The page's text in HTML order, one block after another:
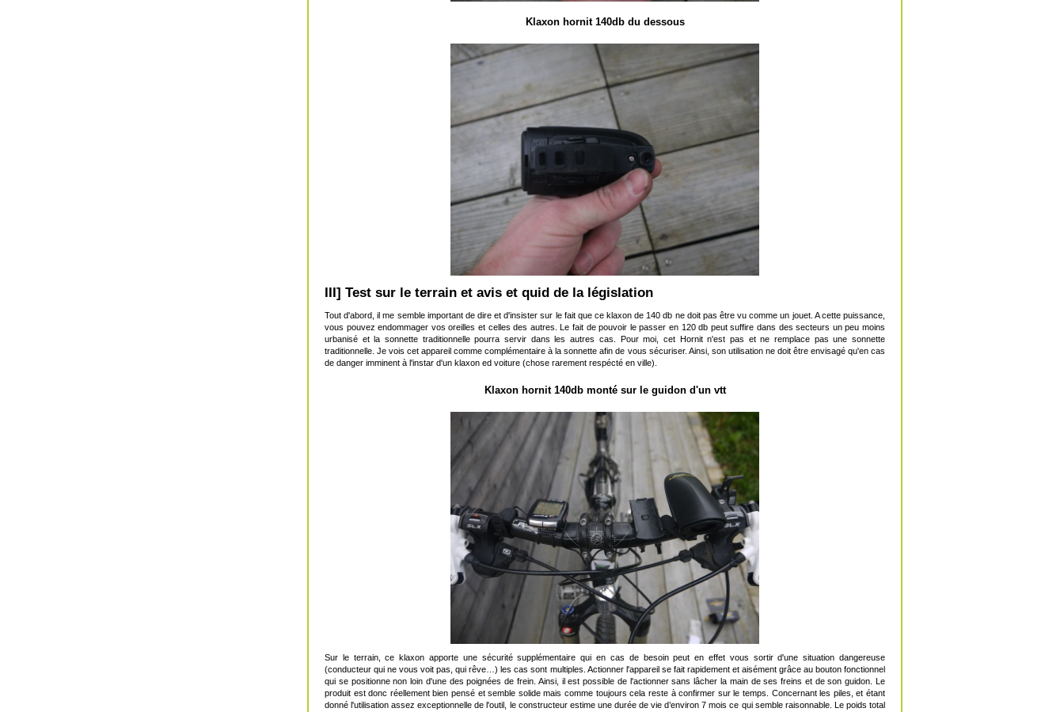
Klaxon hornit 140db du dessous
III] Test sur le terrain et avis et quid de la législation
Tout d'abord, il me semble important de dire et d'insister sur le fait que ce klaxon de 140 db ne doit pas être vu comme un jouet. A cette puissance,
vous pouvez endommager vos oreilles et celles des autres. Le fait de pouvoir le passer en 120 db peut suffire dans des secteurs un peu moins
urbanisé et la sonnette traditionnelle pourra servir dans les autres cas. Pour moi, cet Hornit n'est pas et ne remplace pas une sonnette
traditionnelle. Je vois cet appareil comme complémentaire à la sonnette afin de vous sécuriser. Ainsi, son utilisation ne doit être envisagé qu'en cas
de danger imminent à l'instar d'un klaxon ed voiture (chose rarement respécté en ville).
Klaxon hornit 140db monté sur le guidon d'un vtt
Sur le terrain, ce klaxon apporte une sécurité supplémentaire qui en cas de besoin peut en effet vous sortir d'une situation dangereuse
(conducteur qui ne vous voit pas, qui rêve…) les cas sont multiples. Actionner l'appareil se fait rapidement et aisément grâce au bouton fonctionnel
qui se positionne non loin d'une des poignées de frein. Ainsi, il est possible de l'actionner sans lâcher la main de ses freins et de son guidon. Le
produit est donc réellement bien pensé et semble solide mais comme toujours cela reste à confirmer sur le temps. Concernant les piles, et étant
donné l'utilisation assez exceptionnelle de l'outil, le constructeur estime une durée de vie d’environ 7 mois ce qui semble raisonnable. Le poids total